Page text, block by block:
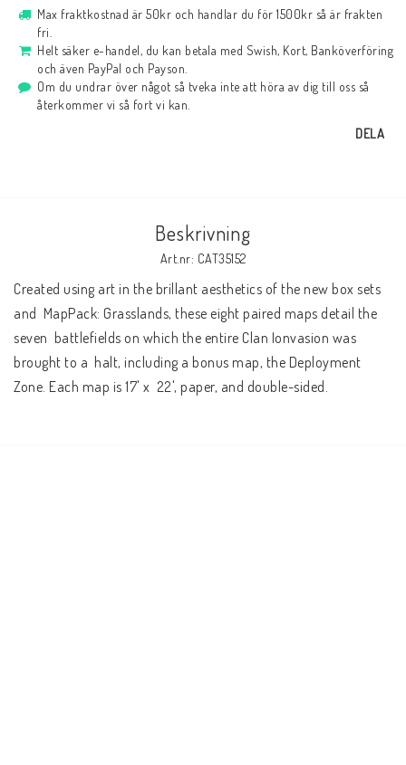
Max fraktkostnad är 50kr och handlar du för 1500kr så är frakten
fri.
Helt säker e-handel, du kan betala med Swish, Kort, Banköverföring
och även PayPal och Payson.
Om du undrar över något så tveka inte att höra av dig till oss så
återkommer vi så fort vi kan.
DELA
Beskrivning
Art.nr: CAT35152
Created using art in the brillant aesthetics of the new box sets
and  MapPack: Grasslands, these eight paired maps detail the
seven  battlefields on which the entire Clan Ionvasion was
brought to a  halt, including a bonus map, the Deployment
Zone. Each map is 17' x  22', paper, and double-sided.